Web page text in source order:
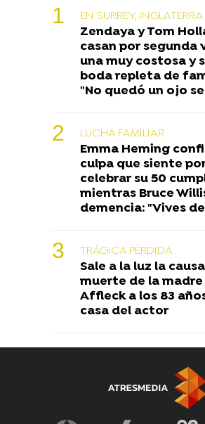
EN SURREY, INGLATERRA
Zendaya y Tom
casan por segunda
una muy costosa y
boda repleta de
"No quedó un ojo
LUCHA FAMILIAR
Emma Heming
culpa que siente
celebrar su 50
mientras Bruce
demencia: "Vives
TRÁGICA PÉRDIDA
Sale a la luz la
muerte de la madre
Affleck a los 83
casa del actor